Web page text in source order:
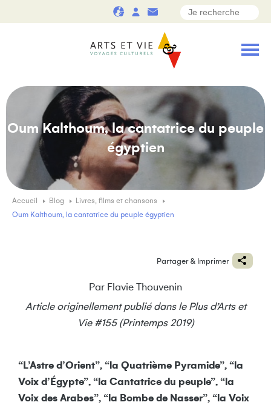
Oum Kalthoum, la cantatrice du peuple
égyptien
Accueil Blog
Livres, films et chansons
Oum Kalthoum, la cantatrice du peuple égyptien
Partager & Imprimer
Par Flavie Thouvenin
Article originellement publié dans le Plus d’Arts et
Vie #155 (Printemps 2019)
“L’Astre d’Orient”, “la Quatrième Pyramide”, “la
Voix d’Égypte”, “la Cantatrice du peuple”, “la
Voix des Arabes”, “la Bombe de Nasser”, “la Voix